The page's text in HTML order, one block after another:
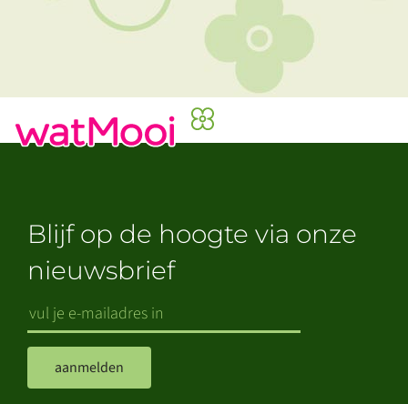
Blijf op de hoogte via onze
nieuwsbrief
aanmelden